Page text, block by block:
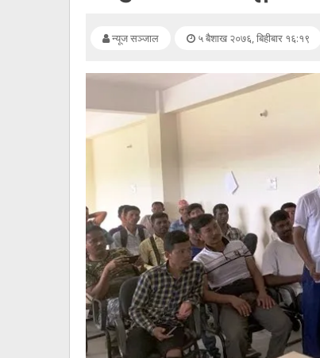
न्यूज सञ्जाल ५ बैशाख २०७६, बिहीबार १६:१९